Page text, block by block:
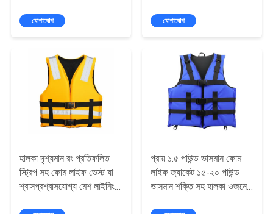
জন্য আদর্শ
যোগাযোগ যোগাযোগ
হালকা দৃশ্যমান রং প্রতিফলিত
স্ট্রিপ সহ ফোম লাইফ ভেস্ট যা
শ্বাসপ্রশ্বাসযোগ্য মেশ লাইনিং
প্রায় ১.৫ পাউন্ড ভাসমান ফোম
লাইফ জ্যাকেট ১৫-২০ পাউন্ড
ভাসমান শক্তি সহ হালকা ওজনের